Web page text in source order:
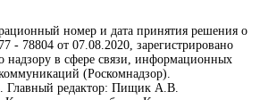
номер и дата принятия решения о
78804 от 07.08.2020, зарегистрировано
надзору в сфере связи, информационных
(Роскомнадзор).
редактор: Пищик А.В.